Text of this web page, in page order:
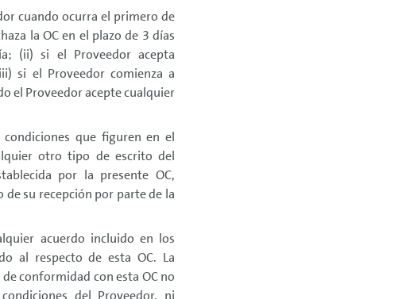
cuando ocurra el primero de
la OC en el plazo de 3 días
(ii) si el Proveedor acepta
si el Proveedor comienza a
el Proveedor acepte cualquier
que figuren en el
otro tipo de escrito del
por la presente OC,
su recepción por parte de la
acuerdo incluido en los
al respecto de esta OC. La
conformidad con esta OC no
del Proveedor, ni